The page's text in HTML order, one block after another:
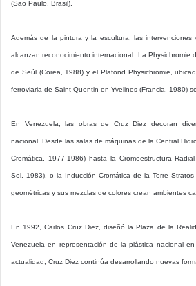
(Sao Paulo, Brasil).
Además de la pintura y la escultura, las intervenciones
alcanzan reconocimiento internacional. La Physichromie
de Seúl (Corea, 1988) y el Plafond Physichromie,
ferroviaria de Saint-Quentin en Yvelines (Francia, 1980)
En Venezuela, las obras de Cruz Diez decoran
nacional. Desde las salas de máquinas de la Central
Cromática, 1977-1986) hasta la Cromoestructura
Sol, 1983), o la Inducción Cromática de la Torre
geométricas y sus mezclas de colores crean ambientes
En 1992, Carlos Cruz Diez, diseñó la Plaza de la
Venezuela en representación de la plástica nacional
actualidad, Cruz Diez continúa desarrollando nuevas